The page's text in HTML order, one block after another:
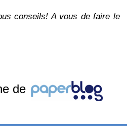
conseils! A vous de faire le
de